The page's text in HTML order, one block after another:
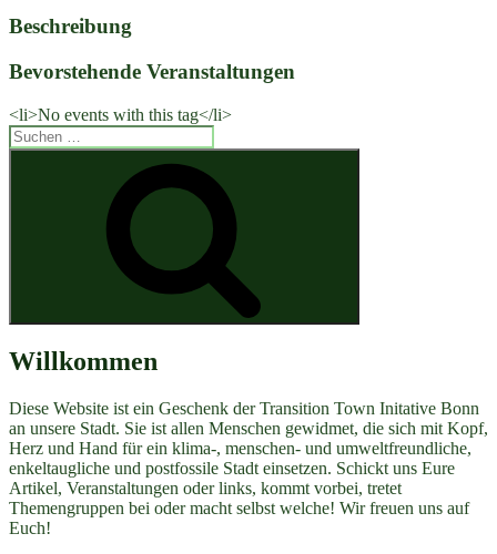
Beschreibung
Bevorstehende Veranstaltungen
<li>No events with this tag</li>
Suchen
nach:
Willkommen
Diese Website ist ein Geschenk der Transition Town Initative Bonn
an unsere Stadt. Sie ist allen Menschen gewidmet, die sich mit Kopf,
Herz und Hand für ein klima-, menschen- und umweltfreundliche,
enkeltaugliche und postfossile Stadt einsetzen. Schickt uns Eure
Artikel, Veranstaltungen oder links, kommt vorbei, tretet
Themengruppen bei oder macht selbst welche! Wir freuen uns auf
Euch!